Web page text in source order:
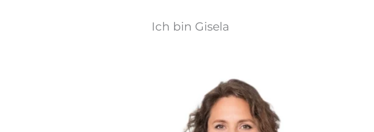
Ich bin Gisela